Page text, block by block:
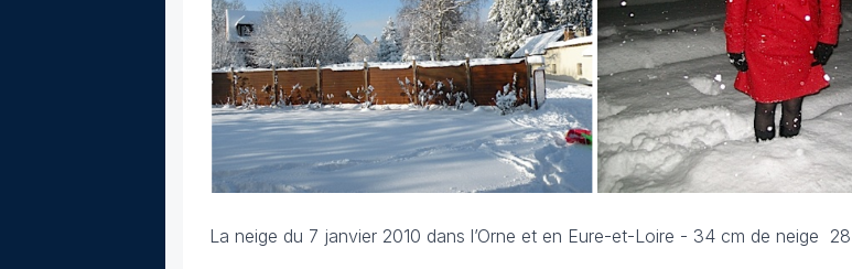
La neige du 7 janvier 2010 dans l’Orne et en Eure-et-Loire - 34 cm de neige